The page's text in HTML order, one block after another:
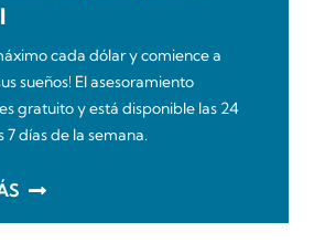
cada dólar y comience a
sueños! El asesoramiento
gratuito y está disponible las 24
7 días de la semana.